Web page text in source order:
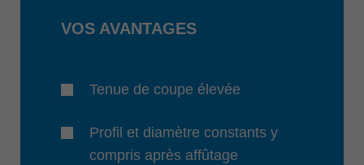
VOS AVANTAGES
Tenue de coupe élevée
Profil et diamètre constants y
compris après affûtage